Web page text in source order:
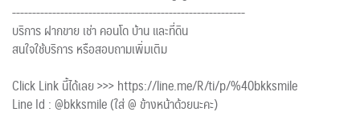
----------------------------------------------------------
บริการ ฝากขาย เช่า คอนโด บ้าน และที่ดิน
สนใจใช้บริการ หรือสอบถามเพิ่มเติม
Click Link นี้ได้เลย >>> https://line.me/R/ti/p/%40bkksmile
Line Id : @bkksmile (ใส่ @ ข้างหน้าด้วยนะคะ)